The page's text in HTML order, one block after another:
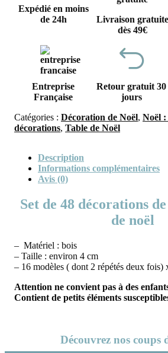
Expédié en moins
de 24h
Livraison gratuite
dès 49€
Entreprise
Française
Retour gratuit 30
jours
Catégories : Décoration de Noël, Noël :
décorations, Table de Noël
Description
Informations complémentaires
Avis (0)
Set de 48 décorations
de noël
– Matériel : bois
– Taille : environ 4 cm
– 16 modèles ( dont 2 répétés deux fois)
Attention ne convient pas à des
Contient de petits éléments
Découvrez nos coups